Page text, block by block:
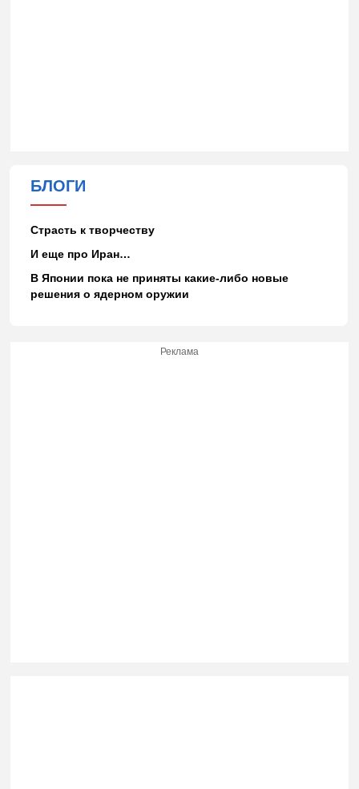
БЛОГИ
Страсть к творчеству
И еще про Иран…
В Японии пока не приняты какие-либо новые
решения о ядерном оружии
Реклама